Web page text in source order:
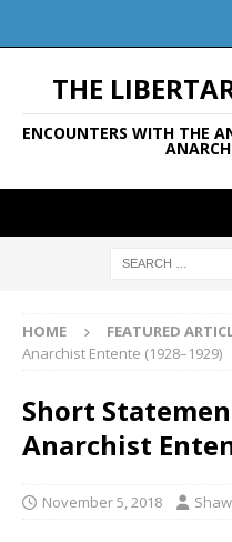
THE
ENCOUNTERS WITH THE
HOME FEATURED
Anarchist Entente (1928–1929)
Short
Anarchist
November 5, 2018